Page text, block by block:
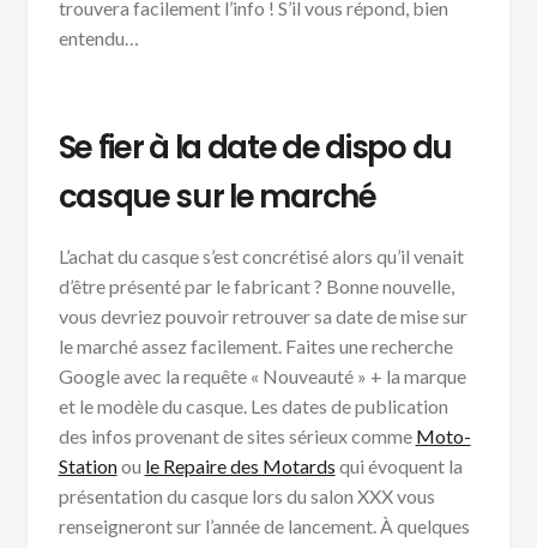
trouvera facilement l’info ! S’il vous répond, bien
entendu…
Se fier à la date de dispo du
casque sur le marché
L’achat du casque s’est concrétisé alors qu’il venait
d’être présenté par le fabricant ? Bonne nouvelle,
vous devriez pouvoir retrouver sa date de mise sur
le marché assez facilement. Faites une recherche
Google avec la requête « Nouveauté » + la marque
et le modèle du casque. Les dates de publication
des infos provenant de sites sérieux comme Moto-
Stationou le Repaire des Motards qui évoquent la
présentation du casque lors du salon XXX vous
renseigneront sur l’année de lancement. À quelques